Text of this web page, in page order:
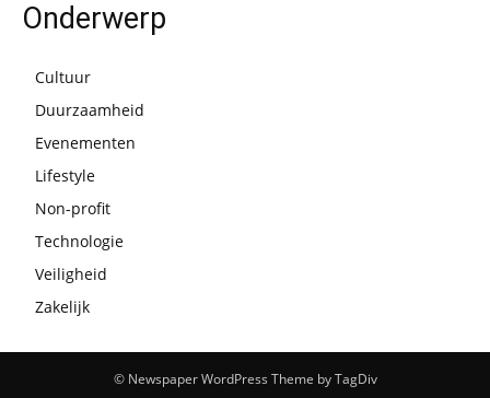
Onderwerp
Cultuur
Duurzaamheid
Evenementen
Lifestyle
Non-profit
Technologie
Veiligheid
Zakelijk
© Newspaper WordPress Theme by TagDiv